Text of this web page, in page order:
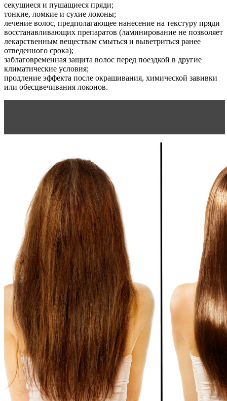
секущиеся и пушащиеся пряди;
тонкие, ломкие и сухие локоны;
лечение волос, предполагающее нанесение на текстуру пряди
восстанавливающих препаратов (ламинирование не позволяет
лекарственным веществам смыться и выветриться ранее
отведенного срока);
заблаговременная защита волос перед поездкой в другие
климатические условия;
продление эффекта после окрашивания, химической завивки
или обесцвечивания локонов.